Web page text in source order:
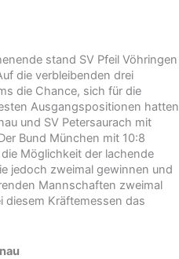
stand SV Pfeil Vöhringen
die verbleibenden drei
die Chance, sich für die
Ausgangspositionen hatten
und SV Petersaurach mit
Bund München mit 10:8
Möglichkeit der lachende
jedoch zweimal gewinnen und
Mannschaften zweimal
diesem Kräftemessen das